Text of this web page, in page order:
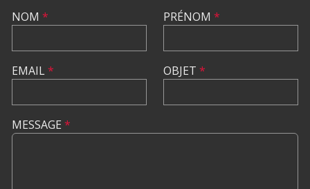
NOM *
EMAIL*
PRÉNOM *
OBJET *
MESSAGE *